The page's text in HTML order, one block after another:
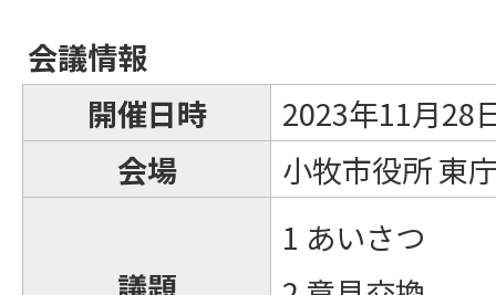
会議情報
開催日時
2023年11月28
会場
小牧市役所 東
1 あいさつ